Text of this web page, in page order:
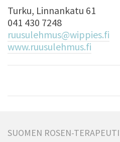
Turku, Linnankatu 61
041 430 7248
ruusulehmus@wippies.fi
www.ruusulehmus.fi
SUOMEN ROSEN-